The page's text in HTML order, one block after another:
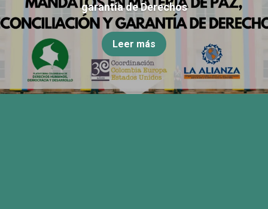
garantía de Derechos
Leer más